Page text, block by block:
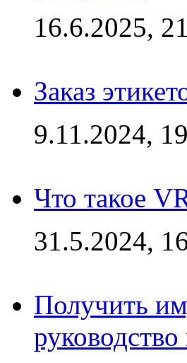
16.6.2025,
Заказ
9.11.2024,
Что такое
31.5.2024,
Получить